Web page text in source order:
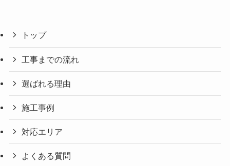
トップ
工事までの流れ
選ばれる理由
施工事例
対応エリア
よくある質問